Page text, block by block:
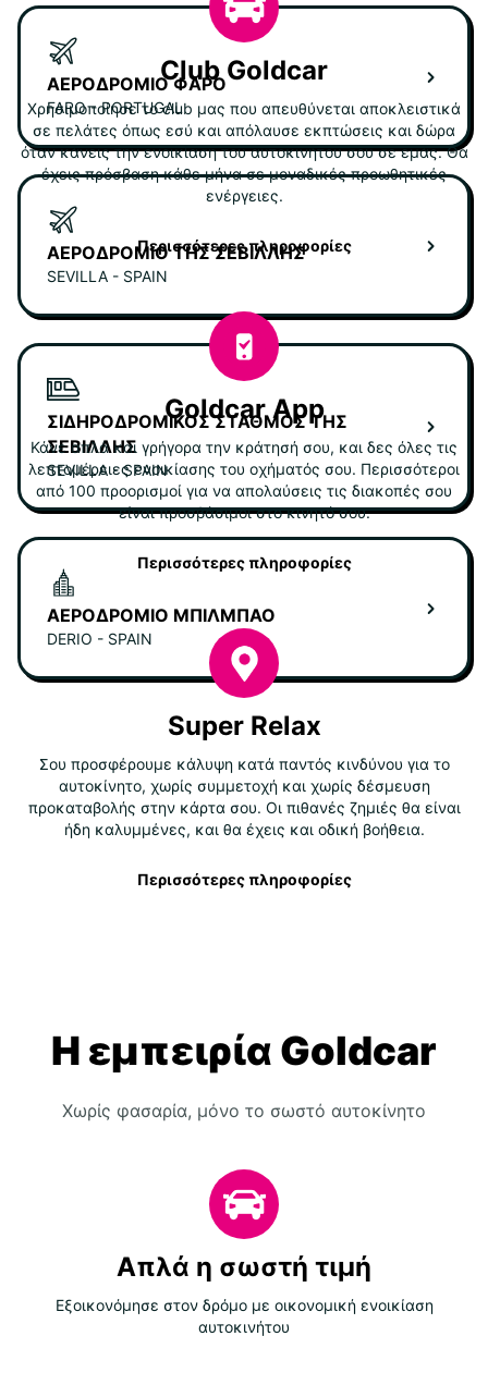
ΑΕΡΟΔΡΌΜΙΟ ΦΆΡΟ
FARO - PORTUGAL
ΑΕΡΟΔΡΌΜΙΟ ΤΗΣ ΣΕΒΊΛΛΗΣ
SEVILLA - SPAIN
ΣΙΔΗΡΟΔΡΟΜΙΚΌΣ ΣΤΑΘΜΌΣ ΤΗΣ
ΣΕΒΊΛΛΗΣ
SEVILLA - SPAIN
ΑΕΡΟΔΡΌΜΙΟ ΜΠΙΛΜΠΆΟ
DERIO - SPAIN
Club Goldcar
Χρησιμοποίησε το club μας που απευθύνεται αποκλειστικά
σε πελάτες όπως εσύ και απόλαυσε εκπτώσεις και δώρα
όταν κάνεις την ενοικίαση του αυτοκινήτου σου σε εμάς. Θα
έχεις πρόσβαση κάθε μήνα σε μοναδικές προωθητικές
ενέργειες.
Περισσότερες πληροφορίες
Goldcar App
Κάνε απλά και γρήγορα την κράτησή σου, και δες όλες τις
λεπτομέρειες ενοικίασης του οχήματός σου. Περισσότεροι
από 100 προορισμοί για να απολαύσεις τις διακοπές σου
είναι προσβάσιμοι στο κινητό σου.
Περισσότερες πληροφορίες
Super Relax
Σου προσφέρουμε κάλυψη κατά παντός κινδύνου για το
αυτοκίνητο, χωρίς συμμετοχή και χωρίς δέσμευση
προκαταβολής στην κάρτα σου. Οι πιθανές ζημιές θα είναι
ήδη καλυμμένες, και θα έχεις και οδική βοήθεια.
Περισσότερες πληροφορίες
Η εμπειρία Goldcar
Χωρίς φασαρία, μόνο το σωστό αυτοκίνητο
Απλά η σωστή τιμή
Εξοικονόμησε στον δρόμο με οικονομική ενοικίαση
αυτοκινήτου